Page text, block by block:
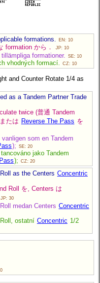
formations. EN: 10
formation から． JP: 10
formationer. SE: 10
vhodných formací. CZ: 10
and Counter Rotate 1/4 as
as a Tandem Partner Trade
twice (普通 Tandem
たは Reverse The Pass を
som en Tandem
); SE: 20
jako Tandem
); CZ: 20
as the Centers Concentric
Roll を, Centers は
JP: 30
medan Centers Concentric
ostatní Concentric 1/2